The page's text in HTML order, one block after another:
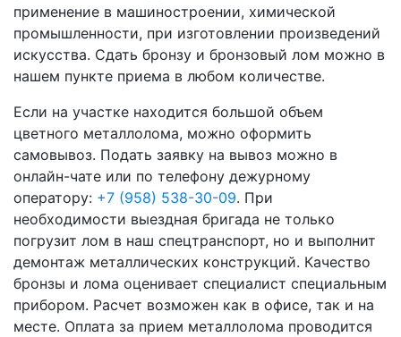
применение в машиностроении, химической
промышленности, при изготовлении произведений
искусства. Сдать бронзу и бронзовый лом можно в
нашем пункте приема в любом количестве.
Если на участке находится большой объем
цветного металлолома, можно оформить
самовывоз. Подать заявку на вывоз можно в
онлайн-чате или по телефону дежурному
оператору: +7 (958) 538-30-09. При
необходимости выездная бригада не только
погрузит лом в наш спецтранспорт, но и выполнит
демонтаж металлических конструкций. Качество
бронзы и лома оценивает специалист специальным
прибором. Расчет возможен как в офисе, так и на
месте. Оплата за прием металлолома проводится